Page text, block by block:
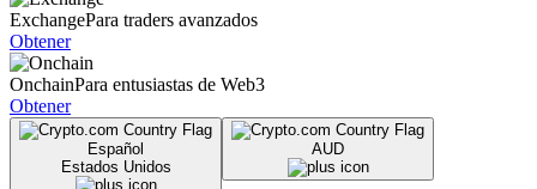
ExchangePara traders avanzados
Obtener
OnchainPara entusiastas de Web3
Obtener
Español
Estados Unidos
AUD